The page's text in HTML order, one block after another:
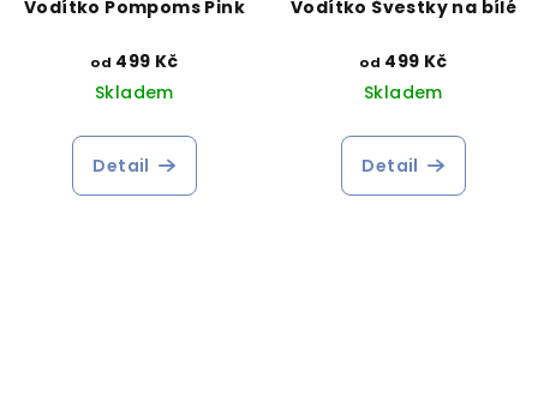
Vodítko Pompoms Pink
od 499 Kč
Skladem
Detail
Vodítko Švestky na bílé
od 499 Kč
Skladem
Detail